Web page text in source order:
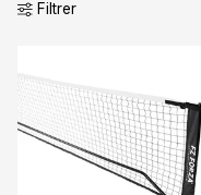
Filtrer